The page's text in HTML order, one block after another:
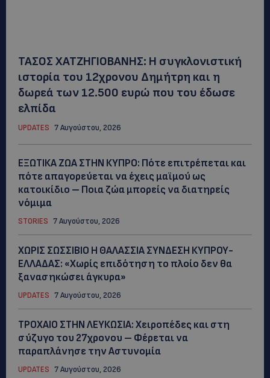
ΤΑΣΟΣ ΧΑΤΖΗΓΙΟΒΑΝΗΣ: Η συγκλονιστική
ιστορία του 12χρονου Δημήτρη και η
δωρεά των 12.500 ευρώ που του έδωσε
ελπίδα
UPDATES 7 Αυγούστου, 2026
ΕΞΩΤΙΚΑ ΖΩΑ ΣΤΗΝ ΚΥΠΡΟ: Πότε επιτρέπεται και
πότε απαγορεύεται να έχεις μαϊμού ως
κατοικίδιο – Ποια ζώα μπορείς να διατηρείς
νόμιμα
STORIES 7 Αυγούστου, 2026
ΧΩΡΙΣ ΣΩΣΣΙΒΙΟ Η ΘΑΛΑΣΣΙΑ ΣΥΝΔΕΣΗ ΚΥΠΡΟΥ-
ΕΛΛΑΔΑΣ: «Χωρίς επιδότηση το πλοίο δεν θα
ξανασηκώσει άγκυρα»
UPDATES 7 Αυγούστου, 2026
ΤΡΟΧΑΙΟ ΣΤΗΝ ΛΕΥΚΩΣΙΑ: Χειροπέδες και στη
σύζυγο του 27χρονου – Φέρεται να
παραπλάνησε την Αστυνομία
UPDATES 7 Αυγούστου, 2026